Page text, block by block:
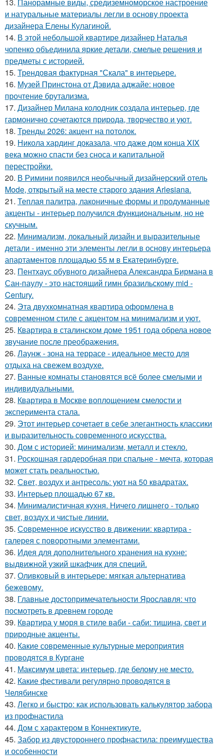
13. Панорамные виды, средиземноморское настроение
и натуральные материалы легли в основу проекта
дизайнера Елены Кулагиной.
14. В этой небольшой квартире дизайнер Наталья
чопенко объединила яркие детали, смелые решения и
предметы с историей.
15. Трендовая фактурная "Скала" в интерьере.
16. Музей Принстона от Дэвида аджайе: новое
прочтение брутализма.
17. Дизайнер Милана колодник создала интерьер, где
гармонично сочетаются природа, творчество и уют.
18. Тренды 2026: акцент на потолок.
19. Никола хардинг доказала, что даже дом конца XIX
века можно спасти без сноса и капитальной
перестройки.
20. В Римини появился необычный дизайнерский отель
Mode, открытый на месте старого здания Arlesiana.
21. Теплая палитра, лаконичные формы и продуманные
акценты - интерьер получился функциональным, но не
скучным.
22. Минимализм, локальный дизайн и выразительные
детали - именно эти элементы легли в основу интерьера
апартаментов площадью 55 м в Екатеринбурге.
23. Пентхаус обувного дизайнера Александра Бирмана в
Сан-паулу - это настоящий гимн бразильскому mid -
Century.
24. Эта двухкомнатная квартира оформлена в
современном стиле с акцентом на минимализм и уют.
25. Квартира в сталинском доме 1951 года обрела новое
звучание после преображения.
26. Лаунж - зона на террасе - идеальное место для
отдыха на свежем воздухе.
27. Ванные комнаты становятся всё более смелыми и
индивидуальными.
28. Квартира в Москве воплощением смелости и
эксперимента стала.
29. Этот интерьер сочетает в себе элегантность классики
и выразительность современного искусства.
30. Дом с историей: минимализм, металл и стекло.
31. Роскошная гардеробная при спальне - мечта, которая
может стать реальностью.
32. Свет, воздух и антресоль: уют на 50 квадратах.
33. Интерьер площадью 67 кв.
34. Минималистичная кухня. Ничего лишнего - только
свет, воздух и чистые линии.
35. Современное искусство в движении: квартира -
галерея с поворотными элементами.
36. Идея для дополнительного хранения на кухне:
выдвижной узкий шкафчик для специй.
37. Оливковый в интерьере: мягкая альтернатива
бежевому.
38. Главные достопримечательности Ярославля: что
посмотреть в древнем городе
39. Квартира у моря в стиле ваби - саби: тишина, свет и
природные акценты.
40. Какие современные культурные мероприятия
проводятся в Кургане
41. Максимум цвета: интерьер, где белому не место.
42. Какие фестивали регулярно проводятся в
Челябинске
43. Легко и быстро: как использовать калькулятор забора
из профнастила
44. Дом с характером в Коннектикуте.
45. Забор из двустороннего профнастила: преимущества
и особенности